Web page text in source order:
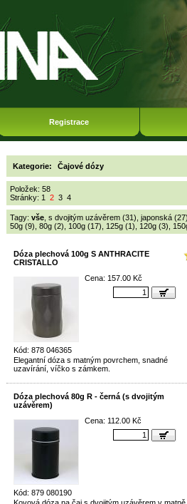
Registrace
Kategorie: Čajové dózy
Položek: 58
Stránky: 1 2 3 4
Tagy: vše s dvojitým uzávěrem (31) japonská (27)
50g (9) 80g (2) 100g (17) 125g (1) 120g (3)
Dóza plechová 100g S ANTHRACITE
CRISTALLO
Kód: 878 046365
Cena: 157.00 Kč
Elegantní dóza s matným povrchem, snadné
uzavírání, víčko s zámkem.
Dóza plechová 80g R - černá (s dvojitým
uzávěrem)
Kód: 879 080190
Cena: 112.00 Kč